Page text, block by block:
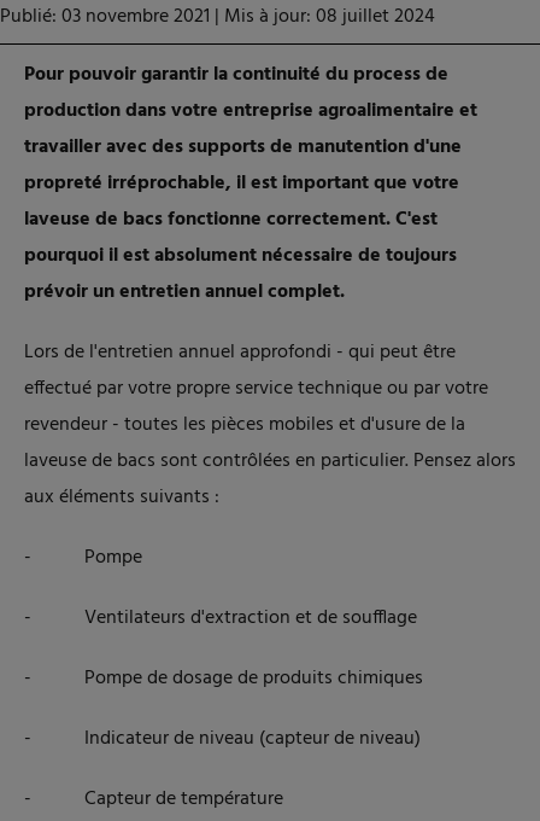
Publié: 03 novembre 2021 | Mis à jour: 08 juillet 2024
Pour pouvoir garantir la continuité du process de
production dans votre entreprise agroalimentaire et
travailler avec des supports de manutention d'une
propreté irréprochable, il est important que votre
laveuse de bacs fonctionne correctement. C'est
pourquoi il est absolument nécessaire de toujours
prévoir un entretien annuel complet.
Lors de l'entretien annuel approfondi - qui peut être
effectué par votre propre service technique ou par votre
revendeur - toutes les pièces mobiles et d'usure de la
laveuse de bacs sont contrôlées en particulier. Pensez alors
aux éléments suivants :
- Pompe
- Ventilateurs d'extraction et de soufflage
- Pompe de dosage de produits chimiques
- Indicateur de niveau (capteur de niveau)
- Capteur de température